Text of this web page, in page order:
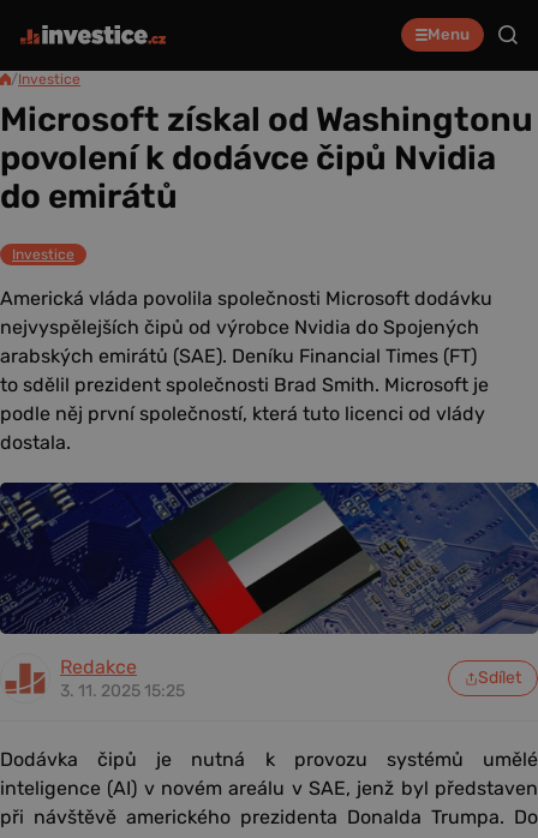
Menu
/Investice
Microsoft získal od Washingtonu
povolení k dodávce čipů Nvidia
do emirátů
Investice
Americká vláda povolila společnosti Microsoft dodávku
nejvyspělejších čipů od výrobce Nvidia do Spojených
arabských emirátů (SAE). Deníku Financial Times (FT)
to sdělil prezident společnosti Brad Smith. Microsoft je
podle něj první společností, která tuto licenci od vlády
dostala.
Redakce
3. 11. 2025 15:25
Sdílet
Dodávka čipů je nutná k provozu systémů umělé
inteligence (AI) v novém areálu v SAE, jenž byl představen
při návštěvě amerického prezidenta Donalda Trumpa. Do